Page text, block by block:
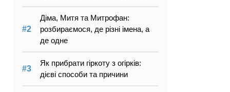
Діма, Митя та Митрофан:
розбираємося, де різні імена, а
де одне
Як прибрати гіркоту з огірків:
дієві способи та причини